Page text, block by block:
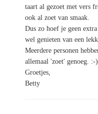
taart al gezoet met vers
ook al zoet van smaak.
Dus zo hoef je geen
wel genieten van een
Meerdere personen
allemaal 'zoet' genoeg. :-)
Groetjes,
Betty